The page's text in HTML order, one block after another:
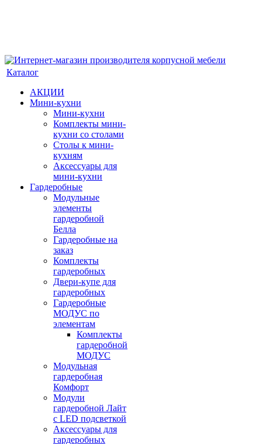
Каталог
АКЦИИ
Мини-кухни
Мини-кухни
Комплекты мини-
кухни со столами
Столы к мини-
кухням
Аксессуары для
мини-кухни
Гардеробные
Модульные
элементы
гардеробной
Белла
Гардеробные на
заказ
Комплекты
гардеробных
Двери-купе для
гардеробных
Гардеробные
МОДУС по
элементам
Комплекты
гардеробной
МОДУС
Модульная
гардеробная
Комфорт
Модули
гардеробной Лайт
с LED подсветкой
Аксессуары для
гардеробных